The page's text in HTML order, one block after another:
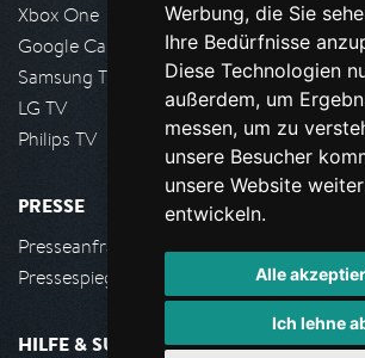
Werbung, die Sie
Ihre Bedürfnisse
Diese Technologien
außerdem, um
messen, um zu
unsere Besucher
unsere Website
entwickeln.
Alle
Ich lehne
Xbox One
Google Cast
Samsung TV
LG TV
Philips TV
PRESSE
Presseanfrage stellen
Pressespiegel
HILFE & SUPPORT